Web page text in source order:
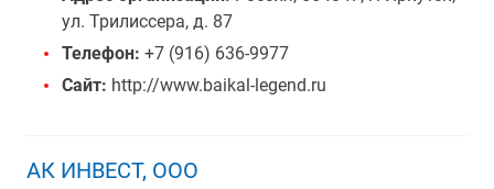
ул. Трилиссера, д. 87
Телефон: +7 (916) 636-9977
Сайт: http://www.baikal-legend.ru
АК ИНВЕСТ, ООО